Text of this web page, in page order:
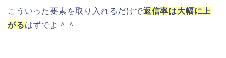
こういった要素を取り入れるだけで返信率は大幅に上
がるはずでよ＾＾